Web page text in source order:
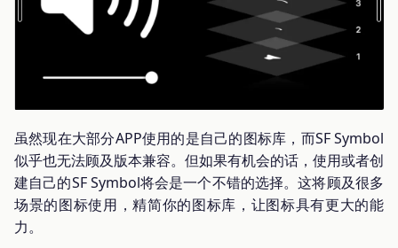
虽然现在大部分APP使用的是自己的图标库，而SF Symbol
似乎也无法顾及版本兼容。但如果有机会的话，使用或者创
建自己的SF Symbol将会是一个不错的选择。这将顾及很多
场景的图标使用，精简你的图标库，让图标具有更大的能
力。